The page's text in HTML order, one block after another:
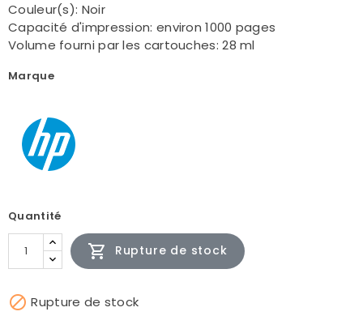
Couleur(s): Noir
Capacité d'impression: environ 1000 pages
Volume fourni par les cartouches: 28 ml
Marque
Quantité
 Rupture de stock
 Rupture de stock